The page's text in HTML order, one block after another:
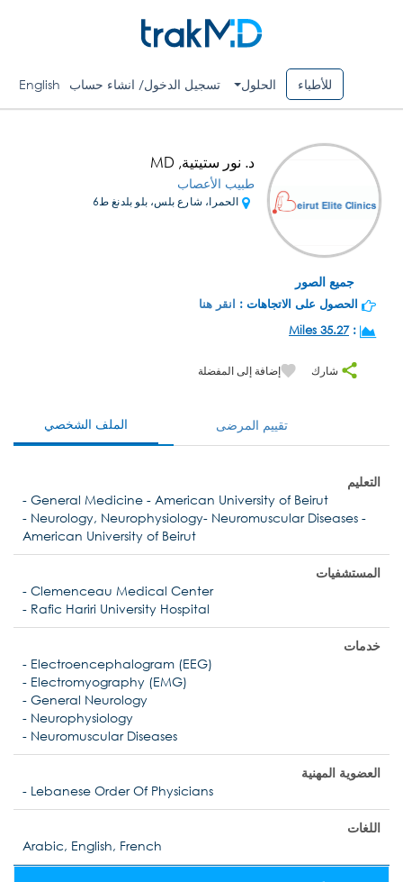
للأطباء الحلول تسجيل الدخول/ انشاء حساب English
جميع الصور
د. نور ستيتية, MD
طبيب الأعصاب
الحمرا، شارع بلس، بلو بلدنغ ط6
الحصول على الاتجاهات : انقر هنا
:
35.27 Miles
شارك إضافة إلى المفضلة
الملف الشخصي تقييم المرضى
التعليم
- General Medicine - American University of Beirut
- Neurology, Neurophysiology- Neuromuscular Diseases -
American University of Beirut
المستشفيات
- Clemenceau Medical Center
- Rafic Hariri University Hospital
خدمات
- Electroencephalogram (EEG)
- Electromyography (EMG)
- General Neurology
- Neurophysiology
- Neuromuscular Diseases
العضوية المهنية
- Lebanese Order Of Physicians
اللغات
Arabic, English, French